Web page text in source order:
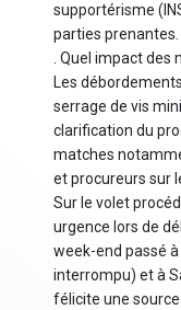
supportérisme
parties prenantes.
. Quel impact des
Les
serrage de vis
clarification du
matches
et procureurs sur
Sur le volet
urgence lors de
week-end passé
interrompu) et à
félicite une source